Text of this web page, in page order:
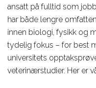
ansatt på fulltid som
har både lengre
innen biologi, fysikk og
tydelig fokus – for best
universitets
veterinærstudier. Her er